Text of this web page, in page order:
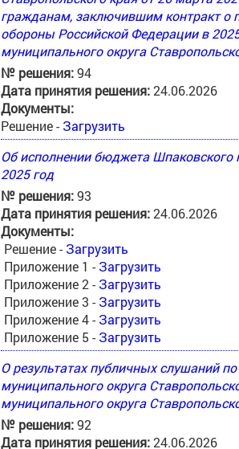
гражданам, заключившим контракт о
обороны Российской Федерации в
муниципального округа
№ решения:94
Дата принятия решения:24.06.2026
Документы:
Решение - Загрузить
Об исполнении бюджета Шпаковского
2025 год
№ решения:93
Дата принятия решения:24.06.2026
Документы:
Решение - Загрузить
Приложение 1 - Загрузить
Приложение 2 - Загрузить
Приложение 3 - Загрузить
Приложение 4 - Загрузить
Приложение 5 - Загрузить
О результатах публичных слушаний
муниципального округа
муниципального округа
№ решения:92
Дата принятия решения:24.06.2026